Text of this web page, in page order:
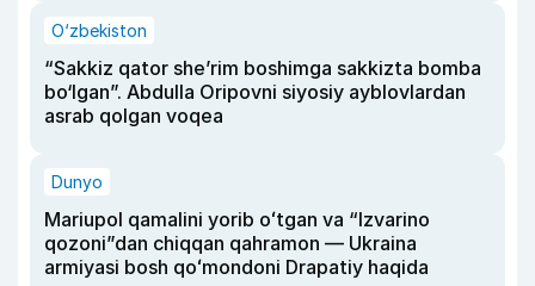
O‘zbekiston
“Sakkiz qator she’rim boshimga sakkizta bomba
bo‘lgan”. Abdulla Oripovni siyosiy ayblovlardan
asrab qolgan voqea
Dunyo
Mariupol qamalini yorib oʻtgan va “Izvarino
qozoni”dan chiqqan qahramon — Ukraina
armiyasi bosh qoʻmondoni Drapatiy haqida